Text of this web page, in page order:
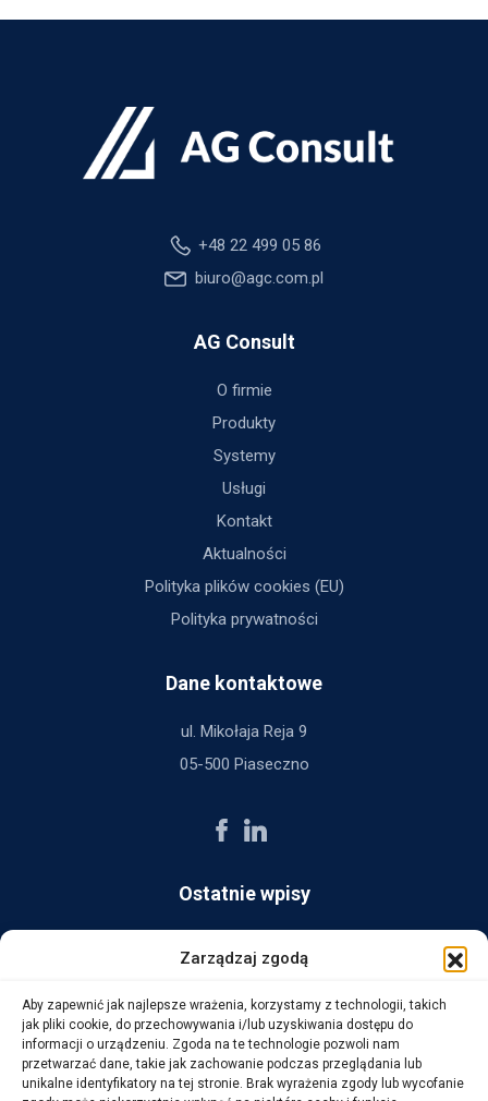
Zarządzaj zgodą
Aby zapewnić jak najlepsze wrażenia, korzystamy z technologii, takich
jak pliki cookie, do przechowywania i/lub uzyskiwania dostępu do
informacji o urządzeniu. Zgoda na te technologie pozwoli nam
przetwarzać dane, takie jak zachowanie podczas przeglądania lub
unikalne identyfikatory na tej stronie. Brak wyrażenia zgody lub wycofanie
+48 22 499 05 86
biuro@agc.com.pl
AG Consult
O firmie
Produkty
Systemy
Usługi
Kontakt
Aktualności
Polityka plików cookies (EU)
Polityka prywatności
Dane kontaktowe
ul. Mikołaja Reja 9
05-500 Piaseczno
Ostatnie wpisy
Micro
14 października, 2025
WarehouseLAB: LOGISTYKA 4.0 – Automatyzacja i
Optymalizacja Procesów Logistycznych